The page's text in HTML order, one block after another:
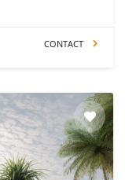
CONTACT